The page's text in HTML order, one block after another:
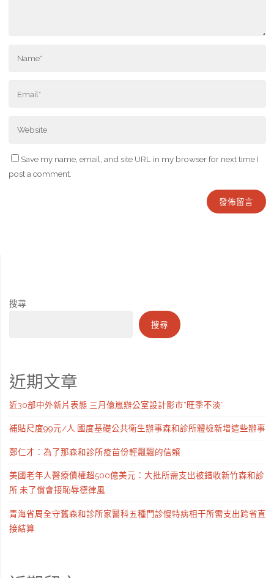
Save my name, email, and site URL in my browser for next time I
post a comment.
搜尋
搜尋
近期文章
近30部中外新片表態 三月億嵐辦公室設計影市“旺季不淡”
補貼尺度99元/人 國度基礎公共衛生辦事森和診所體檢新增這些辦事
鄭仁才：為了那森和診所疫苗份輕飄飄的信賴
美國老年人醫療債權超500億美元：大批所需支出被錯收新竹森和診
所 未了償會接恥辱德律風
青海省周全守舊森和診所家醫科五種門診慢特病相干所需支出跨省直
接結算